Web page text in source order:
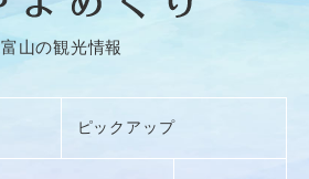
富山の観光情報
ピックアップ